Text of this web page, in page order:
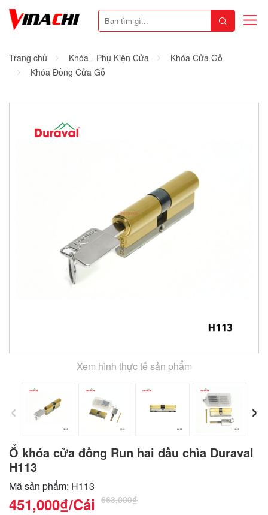
Trang chủ Khóa - Phụ Kiện Cửa
Khóa Cửa Gỗ
Khóa Đồng Cửa Gỗ
Xem hình thực tế sản phẩm
‹ ›
Ổ khóa cửa đồng Run hai đầu chìa Duraval
H113
Mã sản phẩm: H113
451,000₫/Cái 663,000₫